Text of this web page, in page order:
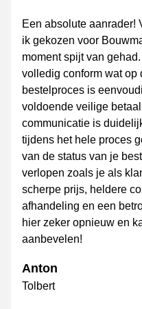
Een absolute aanrader!
ik gekozen voor
moment spijt van
volledig conform wat op
bestelproces is
voldoende veilige
communicatie is
tijdens het hele proces
van de status van je
verlopen zoals je als
scherpe prijs, heldere
afhandeling en een
hier zeker opnieuw en
aanbevelen!
Anton
Tolbert